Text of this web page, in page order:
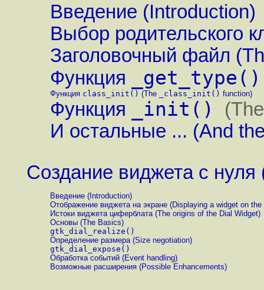
Введение (Introduction)
Выбор родительского
Заголовочный файл
Функция
_get_type()
Функция class_init() (The _class_init() function)
Функция _init()
И остальные ... (And
Создание виджета с
Введение (Introduction)
Отображение виджета на экране (Displaying a widget on the
Истоки виджета циферблата (The origins of the Dial Widget)
Основы (The Basics)
gtk_dial_realize()
Определение размера (Size negotiation)
gtk_dial_expose()
Обработка событий (Event handling)
Возможные расширения (Possible Enhancements)